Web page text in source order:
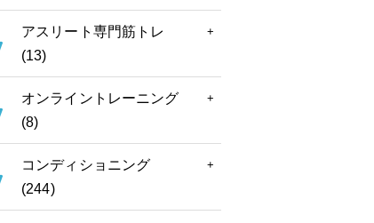
アスリート専門筋トレ
(13)
オンライントレーニング
(8)
コンディショニング
(244)